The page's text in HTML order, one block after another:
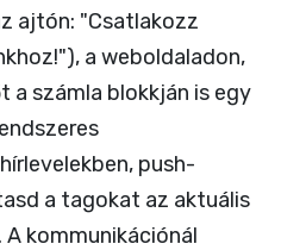
ajtón: "Csatlakozz
a weboldaladon,
a számla blokkján is egy
push-
a tagokat az aktuális
kommunikációnál